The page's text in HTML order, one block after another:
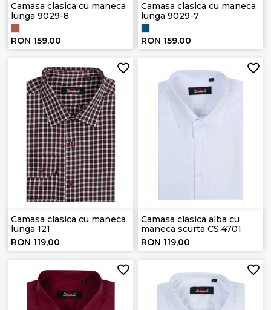
Camasa clasica cu maneca
lunga 9029-8
RON 159,00
Camasa clasica cu maneca
lunga 9029-7
RON 159,00
Camasa clasica cu maneca
lunga 121
RON 119,00
Camasa clasica alba cu
maneca scurta CS 4701
RON 119,00